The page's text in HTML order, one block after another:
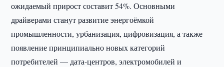
ожидаемый прирост составит 54%. Основными
драйверами станут развитие энергоёмкой
промышленности, урбанизация, цифровизация, а также
появление принципиально новых категорий
потребителей — дата-центров, электромобилей и